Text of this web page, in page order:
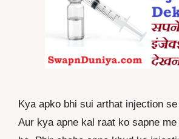
Kya apko bhi sui arthat injection
Aur kya apne kal raat ko sapne